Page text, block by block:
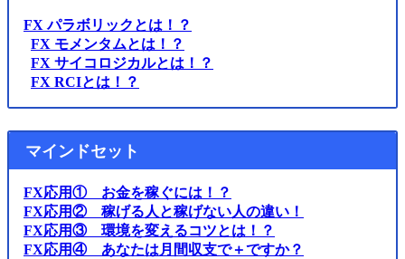
FX パラボリックとは！？
FX モメンタムとは！？
FX サイコロジカルとは！？
FX RCIとは！？
マインドセット
FX応用① お金を稼ぐには！？
FX応用② 稼げる人と稼げない人の違い！
FX応用③ 環境を変えるコツとは！？
FX応用④ あなたは月間収支で＋ですか？